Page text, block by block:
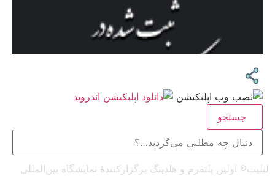
جستجو
لیلیت® اولین پلتفرم و هلدینگ برگزارکنندهٔ نمایشگاه بین‌المللی